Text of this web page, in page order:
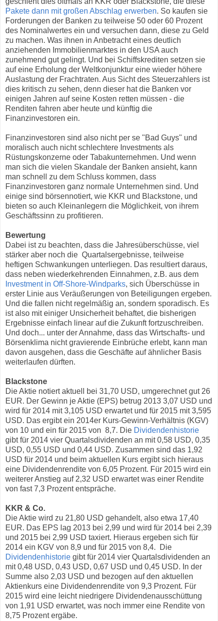
Pakete dann mit großen Abschlag erwerben. So kaufen sie
Forderungen der Banken zu teilweise 50 oder 60 Prozent
des Nominalwertes ein und versuchen dann, diese zu Geld
zu machen. Was ihnen in Anbetracht eines deutlich
anziehenden Immobilienmarktes in den USA auch
zunehmend gut gelingt. Und bei Schiffskrediten setzen sie
auf eine Erholung der Weltkonjunktur eine wieder höhere
Auslastung der Frachtraten. Aus Sicht des Steuerzahlers ist
dies kritisch zu sehen, denn dieser hat die Banken vor
einigen Jahren auf seine Kosten retten müssen - die
Renditen fahren aber heute und künftig die
Finanzinvestoren ein.
Finanzinvestoren sind also nicht per se "Bad Guys" und
moralisch auch nicht schlechtere Investments als
Rüstungskonzerne oder Tabakunternehmen. Und wenn
man sich die vielen Skandale der Banken ansieht, kann
man schnell zu dem Schluss kommen, dass
Finanzinvestoren ganz normale Unternehmen sind. Und
einige sind börsennotiert, wie KKR und Blackstone, und
bieten so auch Kleinanlegern die Möglichkeit, von ihrem
Geschäftssinn zu profitieren.
Bewertung
Dabei ist zu beachten, dass die Jahresüberschüsse, viel
stärker aber noch die Quartalsergebnisse, teilweise
heftigen Schwankungen unterliegen. Das resultiert daraus,
dass neben wiederkehrenden Einnahmen, z.B. aus dem
Investment in Off-Shore-Windparks, sich Überschüsse in
erster Linie aus Veräußerungen von Beteiligungen ergeben.
Und die fallen nicht regelmäßig an, sondern sporadisch. Es
ist also mit einiger Unsicherheit behaftet, die bisherigen
Ergebnisse einfach linear auf die Zukunft fortzuschreiben.
Und doch... unter der Annahme, dass das Wirtschafts- und
Börsenklima nicht gravierende Einbrüche erlebt, kann man
davon ausgehen, dass die Geschäfte auf ähnlicher Basis
weiterlaufen dürften.
Blackstone
Die Aktie notiert aktuell bei 31,70 USD, umgerechnet gut 26
EUR. Der Gewinn je Aktie (EPS) betrug 2013 3,07 USD und
wird für 2014 mit 3,105 USD erwartet und für 2015 mit 3,595
USD. Das ergibt ein 2014er Kurs-Gewinn-Verhältnis (KGV)
von 10 und ein für 2015 von 8,7. Die Dividendenhistorie
gibt für 2014 vier Quartalsdividenden an mit 0,58 USD, 0,35
USD, 0,55 USD und 0,44 USD. Zusammen sind das 1,92
USD für 2014 und beim aktuellen Kurs ergibt sich hieraus
eine Dividendenrendite von 6,05 Prozent. Für 2015 wird ein
weiterer Anstieg auf 2,32 USD erwartet was einer Rendite
von fast 7,3 Prozent entspräche.
KKR & Co.
Die Aktie wird zu 21,80 USD gehandelt, also etwa 17,40
EUR. Das EPS lag 2013 bei 2,99 und wird für 2014 bei 2,39
und 2015 bei 2,99 USD taxiert. Hieraus ergeben sich für
2014 ein KGV von 8,9 und für 2015 von 8,4. Die
Dividendenhistorie gibt für 2014 vier Quartalsdividenden an
mit 0,48 USD, 0,43 USD, 0,67 USD und 0,45 USD. In der
Summe also 2,03 USD und bezogen auf den aktuellen
Aktienkurs eine Dividendenrendite von 9,3 Prozent. Für
2015 wird eine leicht niedrigere Dividendenausschüttung
von 1,91 USD erwartet, was noch immer eine Rendite von
8,75 Prozent ergäbe.